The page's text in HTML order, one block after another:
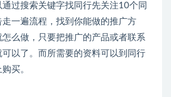
过搜索关键字找同行先关注10个同
一遍流程，找到你能做的推广方
么做，只要把推广的产品或者联系
以了。而所需要的资料可以到同行
买。